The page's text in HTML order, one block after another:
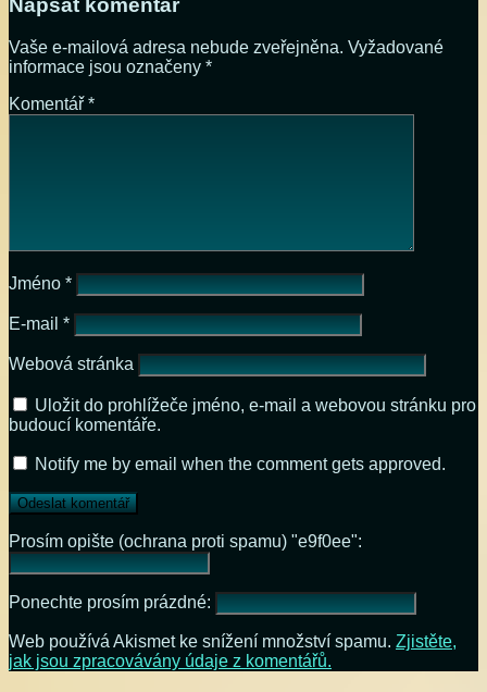
Napsat komentář
Vaše e-mailová adresa nebude zveřejněna. Vyžadované
informace jsou označeny *
Komentář *
Jméno *
E-mail *
Webová stránka
Uložit do prohlížeče jméno, e-mail a webovou stránku pro
budoucí komentáře.
Notify me by email when the comment gets approved.
Prosím opište (ochrana proti spamu) "e9f0ee":
Ponechte prosím prázdné:
Web používá Akismet ke snížení množství spamu. Zjistěte,
jak jsou zpracovávány údaje z komentářů.